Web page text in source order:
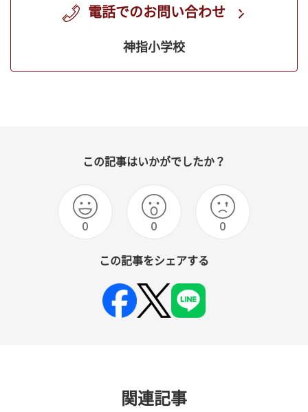
電話でのお問い合わせ
神指小学校
この記事はいかがでしたか？
0 0 0
この記事をシェアする
関連記事